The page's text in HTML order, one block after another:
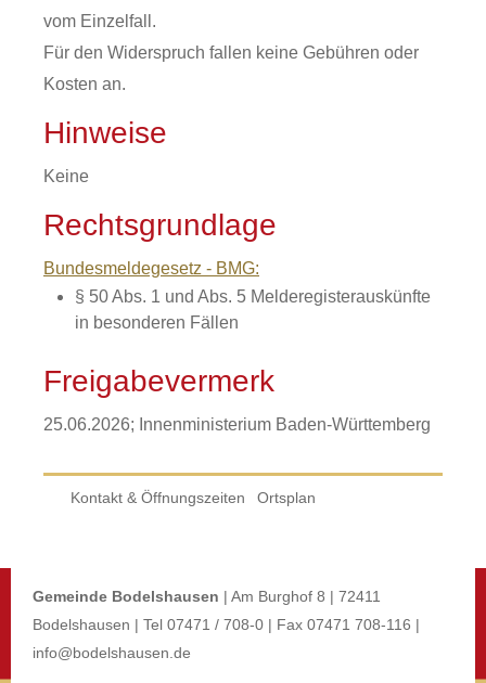
vom Einzelfall.
Für den Widerspruch fallen keine Gebühren oder
Kosten an.
Hinweise
Keine
Rechtsgrundlage
Bundesmeldegesetz - BMG:
§ 50 Abs. 1 und Abs. 5 Melderegisterauskünfte
in besonderen Fällen
Freigabevermerk
25.06.2026; Innenministerium Baden-Württemberg
Kontakt & Öffnungszeiten Ortsplan
Gemeinde Bodelshausen | Am Burghof 8 | 72411
Bodelshausen | Tel 07471 / 708-0 | Fax 07471 708-116 |
info@bodelshausen.de